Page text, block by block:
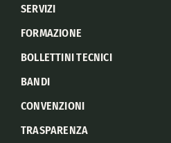
SERVIZI
FORMAZIONE
BOLLETTINI TECNICI
BANDI
CONVENZIONI
TRASPARENZA